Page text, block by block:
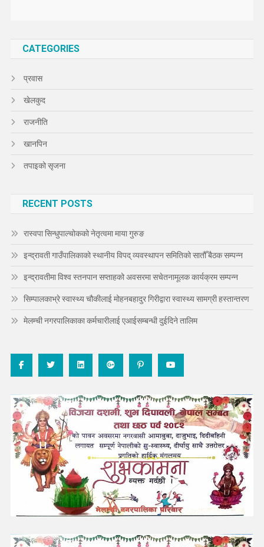
CATEGORIES
प्रवास
खेलकुद
राजनीति
खानपिन
तपाइको सृजना
RECENT POSTS
रास्वपा सिन्धुपाल्चोकको नेतृत्वमा माया गुरुङ
इन्द्रावती गाउँपालिकाको स्थानीय विपद् व्यवस्थापन समितिको सातौँ बैठक सम्पन्न
इन्द्रावतीमा विश्व स्तनपान सप्ताहको अवसरमा सचेतनामूलक कार्यक्रम सम्पन्न
सिम्पालकाभ्रे स्वास्थ्य चौकीलाई मोहनबहादुर गिरीद्वारा स्वास्थ्य सामग्री हस्तान्तरण
मेलम्ची नगरपालिकाका कर्मचारीलाई एआईसम्बन्धी दुईदिने तालिम